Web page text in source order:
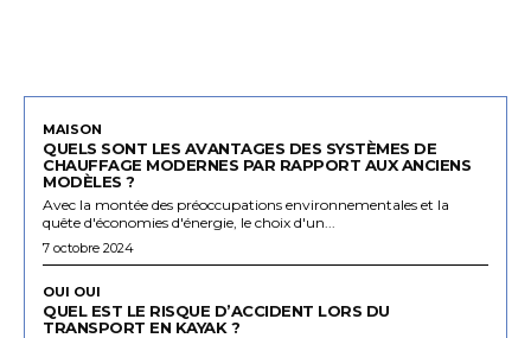
MAISON
QUELS SONT LES AVANTAGES DES SYSTÈMES DE
CHAUFFAGE MODERNES PAR RAPPORT AUX ANCIENS
MODÈLES ?
Avec la montée des préoccupations environnementales et la
quête d'économies d'énergie, le choix d'un...
7 octobre 2024
OUI OUI
QUEL EST LE RISQUE D’ACCIDENT LORS DU
TRANSPORT EN KAYAK ?